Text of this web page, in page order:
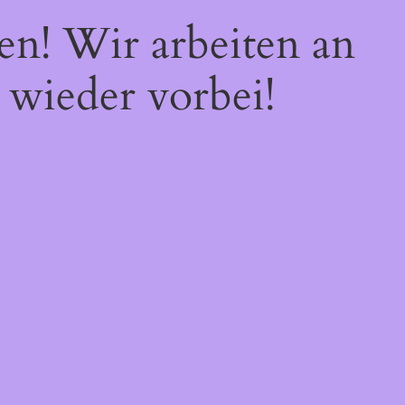
Wir arbeiten an
vorbei!